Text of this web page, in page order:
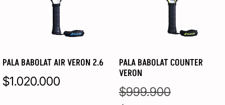
PALA BABOLAT AIR VERON 2.6
$1.020.000
PALA BABOLAT COUNTER
VERON
$999.900